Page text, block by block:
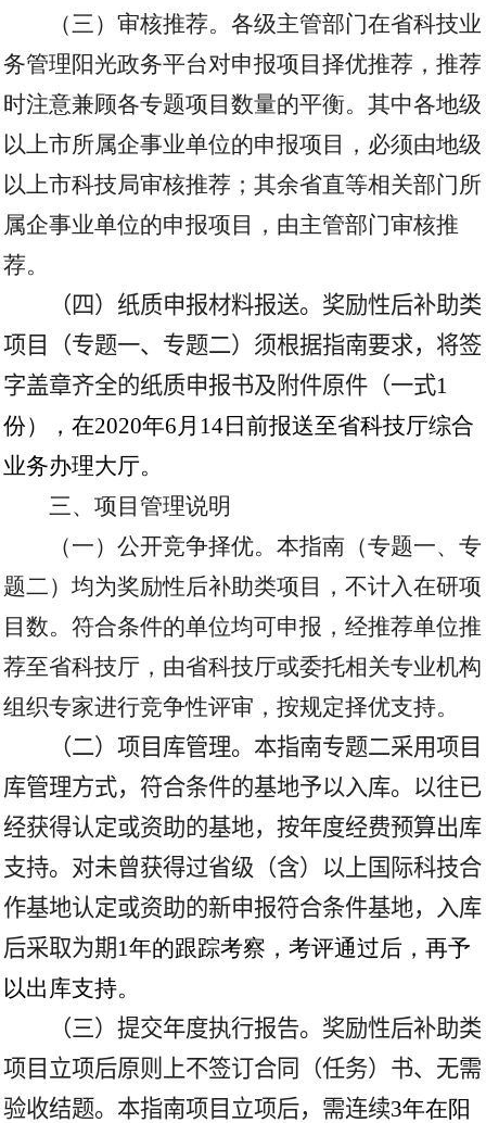
（三）审核推荐。各级主管部门在省科技业
务管理阳光政务平台对申报项目择优推荐，推荐
时注意兼顾各专题项目数量的平衡。其中各地级
以上市所属企事业单位的申报项目，必须由地级
以上市科技局审核推荐；其余省直等相关部门所
属企事业单位的申报项目，由主管部门审核推
荐。
（四）纸质申报材料报送。奖励性后补助类
项目（专题一、专题二）须根据指南要求，将签
字盖章齐全的纸质申报书及附件原件（一式1
份），在2020年6 月 14日前报送至省科技厅综合
业务办理大厅。
三、项目管理说明
（一）公开竞争择优。本指南（专题一、专
题二）均为奖励性后补助类项目，不计入在研项
目数。符合条件的单位均可申报，经推荐单位推
荐至省科技厅，由省科技厅或委托相关专业机构
组织专家进行竞争性评审，按规定择优支持。
（二）项目库管理。本指南专题二采用项目
库管理方式，符合条件的基地予以入库。以往已
经获得认定或资助的基地，按年度经费预算出库
支持。对未曾获得过省级（含）以上国际科技合
作基地认定或资助的新申报符合条件基地，入库
后采取为期1年的跟踪考察，考评通过后，再予
以出库支持。
（三）提交年度执行报告。奖励性后补助类
项目立项后原则上不签订合同（任务）书、无需
验收结题。本指南项目立项后，需连续3年在阳